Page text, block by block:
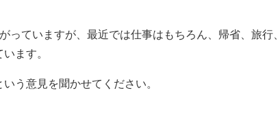
っていますが、最近では仕事はもちろん、帰省、旅行
ます。
う意見を聞かせてください。